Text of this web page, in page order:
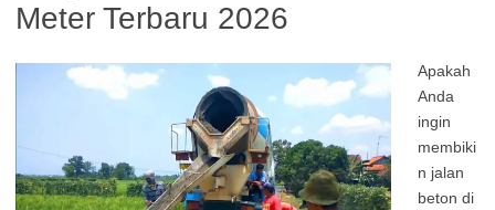
Meter Terbaru 2026
Apakah
Anda
ingin
membiki
n jalan
beton di